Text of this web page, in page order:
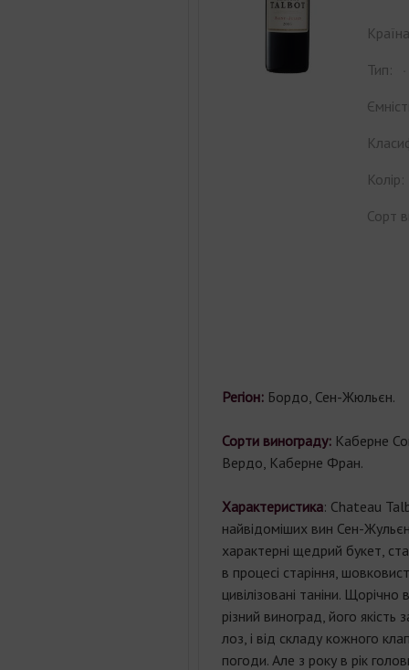
Тип:
Колір:
Сорт
Регіон: Бордо, Сен-Жюльєн.
Сорти винограду: Каберне
Вердо, Каберне Фран.
Характеристика: Chateau
найвідоміших вин Сен-
характерні щедрий букет,
в процесі старіння,
цивілізовані таніни.
різний виноград, його якість
лоз, і від складу кожного
погоди. Але з року в рік